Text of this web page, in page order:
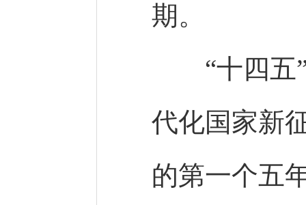
期。
“十四五”
代化国家新
的第一个五